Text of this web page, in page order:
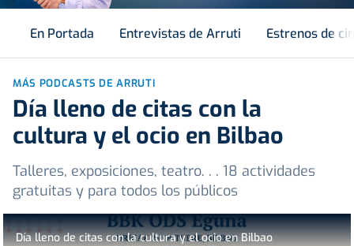
En Portada Entrevistas de Arruti Estrenos de
MÁS PODCASTS DE ARRUTI
Día lleno de citas con la
cultura y el ocio en Bilbao
Talleres, exposiciones, teatro. . . 18 actividades
gratuitas y para todos los públicos
Día lleno de citas con la cultura y el ocio en Bilbao